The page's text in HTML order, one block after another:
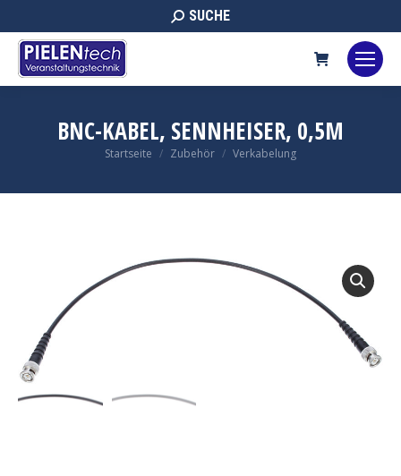
Search:
SUCHE
BNC-KABEL, SENNHEISER, 0,5M
Sie befinden sich hier:
Startseite Zubehör Verkabelung